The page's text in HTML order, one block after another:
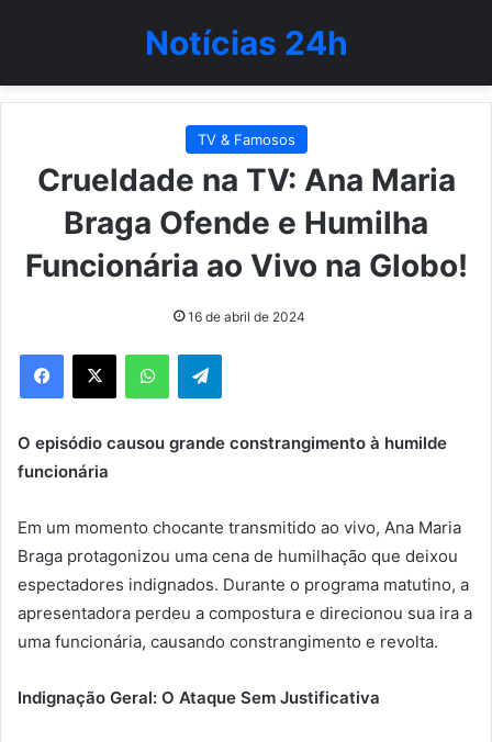
Notícias 24h
TV & Famosos
Crueldade na TV: Ana Maria
Braga Ofende e Humilha
Funcionária ao Vivo na Globo!
16 de abril de 2024
WhatsAppTelegram
O episódio causou grande constrangimento à humilde
funcionária
Em um momento chocante transmitido ao vivo, Ana Maria
Braga protagonizou uma cena de humilhação que deixou
espectadores indignados. Durante o programa matutino, a
apresentadora perdeu a compostura e direcionou sua ira a
uma funcionária, causando constrangimento e revolta.
Indignação Geral: O Ataque Sem Justificativa